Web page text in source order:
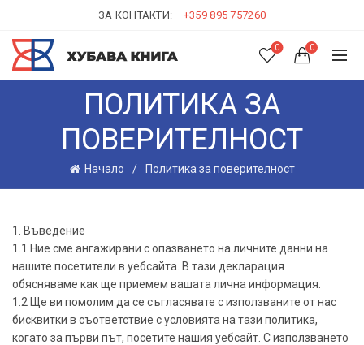
ЗА КОНТАКТИ: +359 895 757260
0 0
ПОЛИТИКА ЗА
ПОВЕРИТЕЛНОСТ
Начало Политика за поверителност
1. Въведение
1.1 Ние сме ангажирани с опазването на личните данни на
нашите посетители в уебсайта. В тази декларация
обясняваме как ще приемем вашата лична информация.
1.2 Ще ви помолим да се съгласявате с използваните от нас
бисквитки в съответствие с условията на тази политика,
когато за първи път, посетите нашия уебсайт. С използването